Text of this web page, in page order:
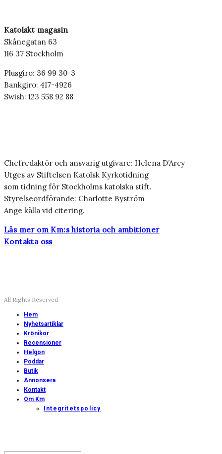
Katolskt magasin
Skånegatan 63
116 37 Stockholm
Plusgiro: 36 99 30-3
Bankgiro: 417-4926
Swish: 123 558 92 88
Chefredaktör och ansvarig utgivare: Helena D’Arcy
Utges av Stiftelsen Katolsk Kyrkotidning
som tidning för Stockholms katolska stift.
Styrelseordförande: Charlotte Byström
Ange källa vid citering.
Läs mer om Km:s historia och ambitioner
Kontakta oss
All Rights Reserved
Hem
Nyhetsartiklar
Krönikor
Recensioner
Helgon
Poddar
Butik
Annonsera
Kontakt
Om Km
Integritetspolicy